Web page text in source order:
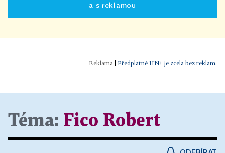
a s reklamou
Předplatné HN+ je zcela bez reklam.
Téma: Fico Robert